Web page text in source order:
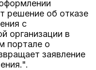
решение об отказе
с
организации в
портале о
заявление